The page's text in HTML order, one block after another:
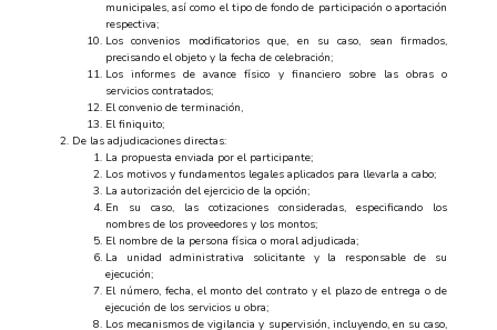
municipales, así como el tipo de fondo de participación o aportación
respectiva;
Los convenios modificatorios que, en su caso, sean firmados,
precisando el objeto y la fecha de celebración;
Los informes de avance físico y financiero sobre las obras o
servicios contratados;
El convenio de terminación,
El finiquito;
De las adjudicaciones directas:
La propuesta enviada por el participante;
Los motivos y fundamentos legales aplicados para llevarla a cabo;
La autorización del ejercicio de la opción;
En su caso, las cotizaciones consideradas, especificando los
nombres de los proveedores y los montos;
El nombre de la persona física o moral adjudicada;
La unidad administrativa solicitante y la responsable de su
ejecución;
El número, fecha, el monto del contrato y el plazo de entrega o de
ejecución de los servicios u obra;
Los mecanismos de vigilancia y supervisión, incluyendo, en su caso,